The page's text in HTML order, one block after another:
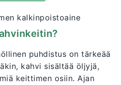
puhdistus on tärkeää
kahvi sisältää öljyjä,
keittimen osiin. Ajan